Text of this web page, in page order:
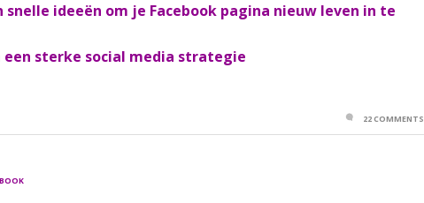
snelle ideeën om je Facebook pagina nieuw leven in te
een sterke social media strategie
22 COMMENTS